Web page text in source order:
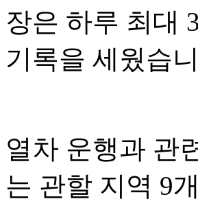
장은 하루 최대
기록을 세웠습
열차 운행과 관
는 관할 지역 9